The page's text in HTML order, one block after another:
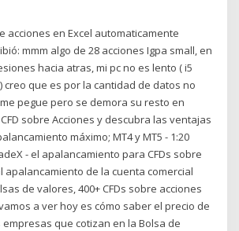
acciones en Excel automaticamente
mmm algo de 28 acciones Igpa small, en
hacia atras, mi pc no es lento ( i5
creo que es por la cantidad de datos no
pegue pero se demora su resto en
sobre Acciones y descubra las ventajas
máximo; MT4 y MT5 - 1:20
- el apalancamiento para CFDs sobre
apalancamiento de la cuenta comercial
de valores, 400+ CFDs sobre acciones
a ver hoy es cómo saber el precio de
que cotizan en la Bolsa de